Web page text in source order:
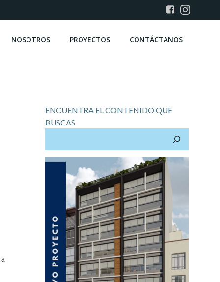
NOSOTROS PROYECTOS CONTÁCTANOS
ENCUENTRA EL CONTENIDO QUE
BUSCAS